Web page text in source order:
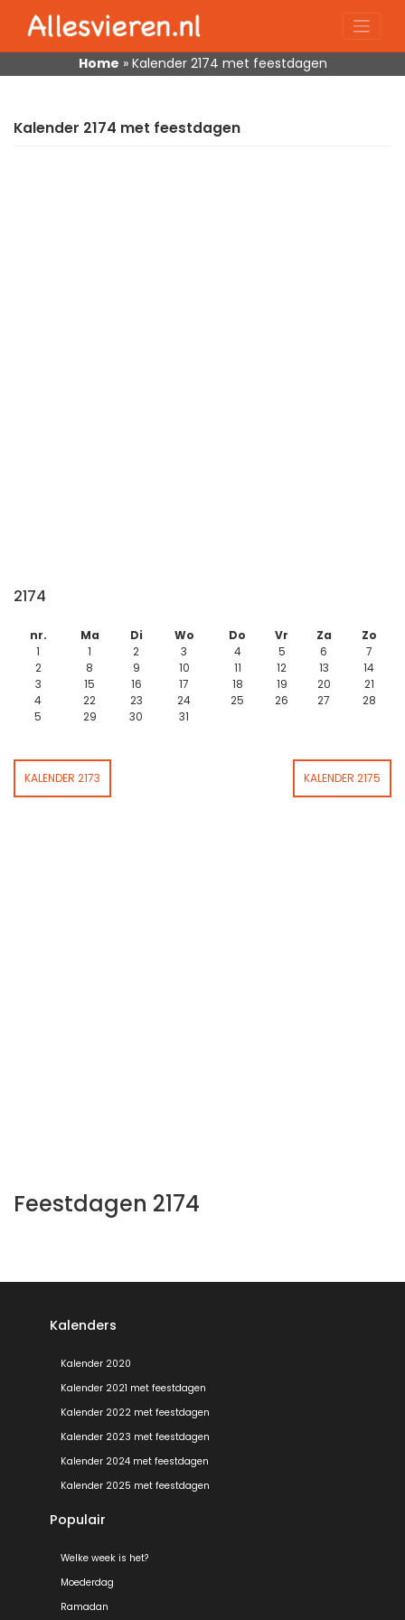
content
Home » Kalender 2174 met feestdagen
Kalender 2174 met feestdagen
2174
nr. Ma Di Wo Do Vr Za
Zo
1
1 2 3 4 5 6
7
2
8 9 10 11 12 13
14
3
15 16 17 18 19 20
21
4
22 23 24 25 26 27
28
5
29 30 31
KALENDER 2173 KALENDER 2175
Feestdagen 2174
Kalenders
Kalender 2020
Kalender 2021 met feestdagen
Kalender 2022 met feestdagen
Kalender 2023 met feestdagen
Kalender 2024 met feestdagen
Kalender 2025 met feestdagen
Populair
Welke week is het?
Moederdag
Ramadan